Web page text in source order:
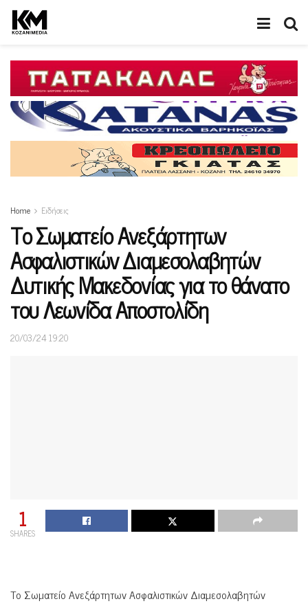
Home Ειδήσεις
Το Σωματείο Ανεξάρτητων
Ασφαλιστικών Διαμεσολαβητών
Δυτικής Μακεδονίας για το θάνατο
του Λεωνίδα Αποστολίδη
20/03/24 19:20
1
SHARES
Το Σωματείο Ανεξάρτητων Ασφαλιστικών Διαμεσολαβητών